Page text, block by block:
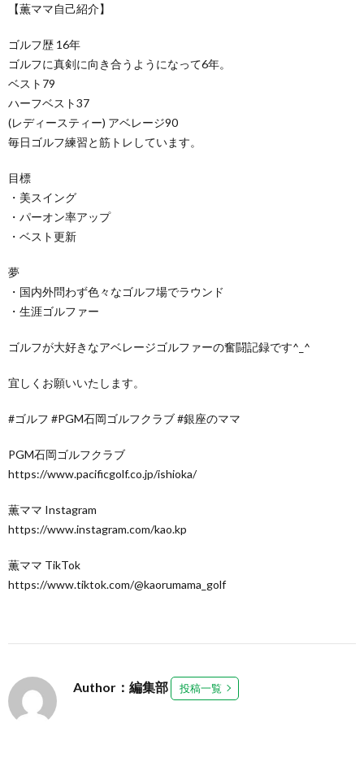
【薫ママ自己紹介】
ゴルフ歴 16年
ゴルフに真剣に向き合うようになって6年。
ベスト79
ハーフベスト37
(レディースティー) アベレージ90
毎日ゴルフ練習と筋トレしています。
目標
・美スイング
・パーオン率アップ
・ベスト更新
夢
・国内外問わず色々なゴルフ場でラウンド
・生涯ゴルファー
ゴルフが大好きなアベレージゴルファーの奮闘記録です^_^
宜しくお願いいたします。
#ゴルフ #PGM石岡ゴルフクラブ #銀座のママ
PGM石岡ゴルフクラブ
https://www.pacificgolf.co.jp/ishioka/
薫ママ Instagram
https://www.instagram.com/kao.kp
薫ママ TikTok
https://www.tiktok.com/@kaorumama_golf
Author：編集部 投稿一覧